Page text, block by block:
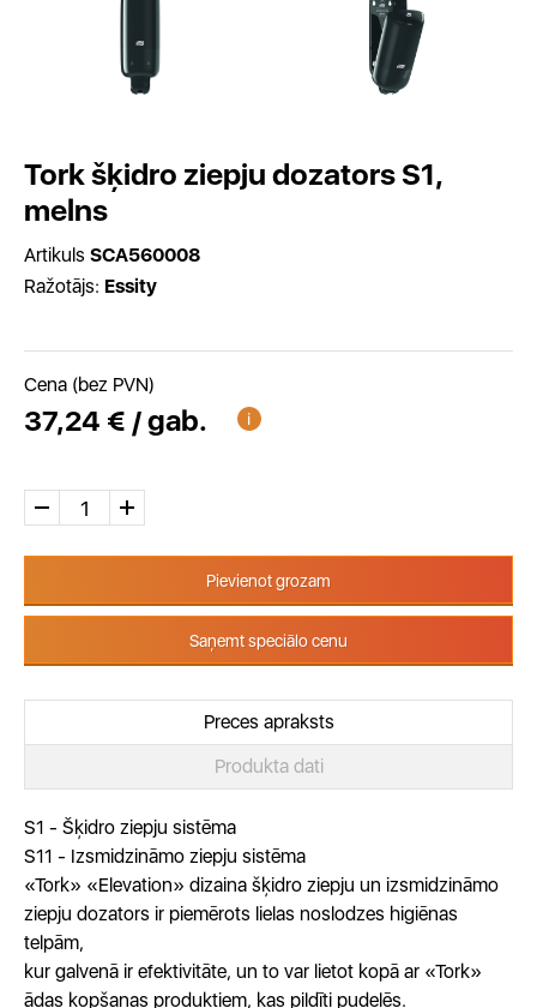
Tork šķidro ziepju dozators S1,
melns
Artikuls SCA560008
Ražotājs: Essity
Cena (bez PVN)
37,24 € / gab.
Pievienot grozam
Saņemt speciālo cenu
Preces apraksts
Produkta dati
S1 - Šķidro ziepju sistēma
S11 - Izsmidzināmo ziepju sistēma
«Tork» «Elevation» dizaina šķidro ziepju un izsmidzināmo
ziepju dozators ir piemērots lielas noslodzes higiēnas
telpām,
kur galvenā ir efektivitāte, un to var lietot kopā ar «Tork»
ādas kopšanas produktiem, kas pildīti pudelēs.